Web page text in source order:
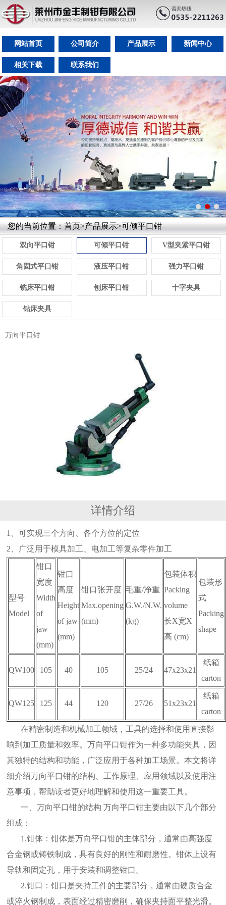
网站首页 公司简介 产品展示 新闻中心
相关下载 联系我们
您的当前位置：首页>产品展示>可倾平口钳
双向平口钳 可倾平口钳 V型夹紧平口钳
角固式平口钳 液压平口钳 强力平口钳
铣床平口钳 刨床平口钳 十字夹具
钻床夹具
万向平口钳
详情介绍
1、可实现三个方向、各个方位的定位
2、广泛用于模具加工、电加工等复杂零件加工
型号
Model
钳口
宽度
Width
of
jaw
(mm)
钳口
高度
Height
of jaw
(mm)
钳口张开度
Max.opening
(mm)
毛重/净重
G.W./N.W.
(kg)
包装体积
Packing
volume
长X宽X
高 (cm)
包装形
式
Packing
shape
QW100 105 40 105 25/24 47x23x21
纸箱
carton
QW125 125 44 120 27/26 51x23x21
纸箱
carton
在精密制造和机械加工领域，工具的选择和使用直接影
响到加工质量和效率。万向平口钳作为一种多功能夹具，因
其独特的结构和功能，广泛应用于各种加工场景。本文将详
细介绍万向平口钳的结构、工作原理、应用领域以及使用注
意事项，帮助读者更好地理解和使用这一重要工具。
一、万向平口钳的结构 万向平口钳主要由以下几个部分
组成：
1.钳体：钳体是万向平口钳的主体部分，通常由高强度
合金钢或铸铁制成，具有良好的刚性和耐磨性。钳体上设有
导轨和固定孔，用于安装和调整钳口。
2.钳口：钳口是夹持工件的主要部分，通常由硬质合金
或淬火钢制成，表面经过精密磨削，确保夹持面平整光滑。